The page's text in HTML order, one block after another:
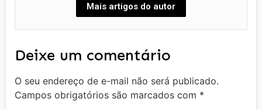
Mais artigos do autor
Deixe um comentário
O seu endereço de e-mail não será publicado.
Campos obrigatórios são marcados com *